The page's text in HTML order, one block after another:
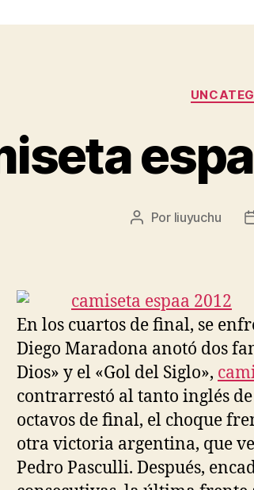
Autor
Por liuyuchu
En los cuartos de final, se
Diego Maradona anotó dos
Dios» y el «Gol del Siglo»,
contrarrestó al tanto inglés
octavos de final, el choque
otra victoria argentina, que
Pedro Pasculli. Después,